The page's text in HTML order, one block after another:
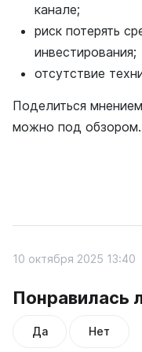
канале;
риск потерять
инвестирования;
отсутствие
Поделиться
можно под обзором.
Понравилась
Да Нет
10 октября 2025 13:40